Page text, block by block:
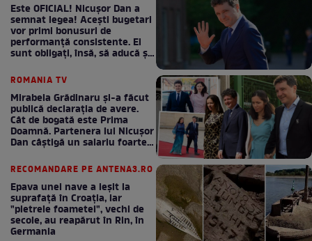
Este OFICIAL! Nicușor Dan a
semnat legea! Acești bugetari
vor primi bonusuri de
performanță consistente. Ei
sunt obligați, însă, să aducă și
ROMANIA TV
Mirabela Grădinaru și-a făcut
publică declarația de avere.
Cât de bogată este Prima
Doamnă. Partenera lui Nicușor
Dan câștigă un salariu foarte
RECOMANDARE PE ANTENA3.RO
Epava unei nave a ieșit la
suprafață în Croația, iar
"pietrele foametei", vechi de
secole, au reapărut în Rin, în
Germania